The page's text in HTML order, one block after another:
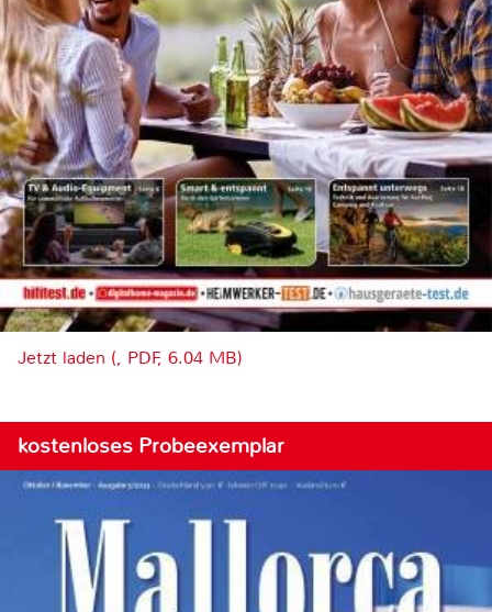
Jetzt laden (, PDF, 6.04 MB)
kostenloses Probeexemplar